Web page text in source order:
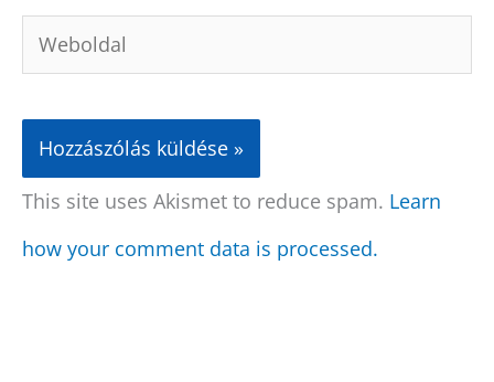
Weboldal
This site uses Akismet to reduce spam. Learn
how your comment data is processed.